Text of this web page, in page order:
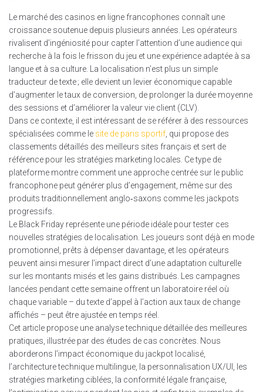
Le marché des casinos en ligne francophones connaît une
croissance soutenue depuis plusieurs années. Les opérateurs
rivalisent d’ingéniosité pour capter l’attention d’une audience qui
recherche à la fois le frisson du jeu et une expérience adaptée à sa
langue et à sa culture. La localisation n’est plus un simple
traducteur de texte ; elle devient un levier économique capable
d’augmenter le taux de conversion, de prolonger la durée moyenne
des sessions et d’améliorer la valeur vie client (CLV).
Dans ce contexte, il est intéressant de se référer à des ressources
spécialisées comme le site de paris sportif , qui propose des
classements détaillés des meilleurs sites français et sert de
référence pour les stratégies marketing locales. Ce type de
plateforme montre comment une approche centrée sur le public
francophone peut générer plus d’engagement, même sur des
produits traditionnellement anglo‑saxons comme les jackpots
progressifs.
Le Black Friday représente une période idéale pour tester ces
nouvelles stratégies de localisation. Les joueurs sont déjà en mode
promotionnel, prêts à dépenser davantage, et les opérateurs
peuvent ainsi mesurer l’impact direct d’une adaptation culturelle
sur les montants misés et les gains distribués. Les campagnes
lancées pendant cette semaine offrent un laboratoire réel où
chaque variable – du texte d’appel à l’action aux taux de change
affichés – peut être ajustée en temps réel.
Cet article propose une analyse technique détaillée des meilleures
pratiques, illustrée par des études de cas concrètes. Nous
aborderons l’impact économique du jackpot localisé,
l’architecture technique multilingue, la personnalisation UX/UI, les
stratégies marketing ciblées, la conformité légale française,